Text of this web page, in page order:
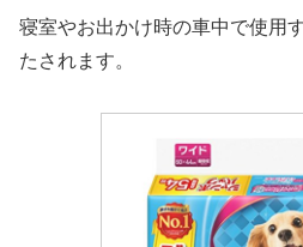
寝室やお出かけ時の車中で使用
たされます。